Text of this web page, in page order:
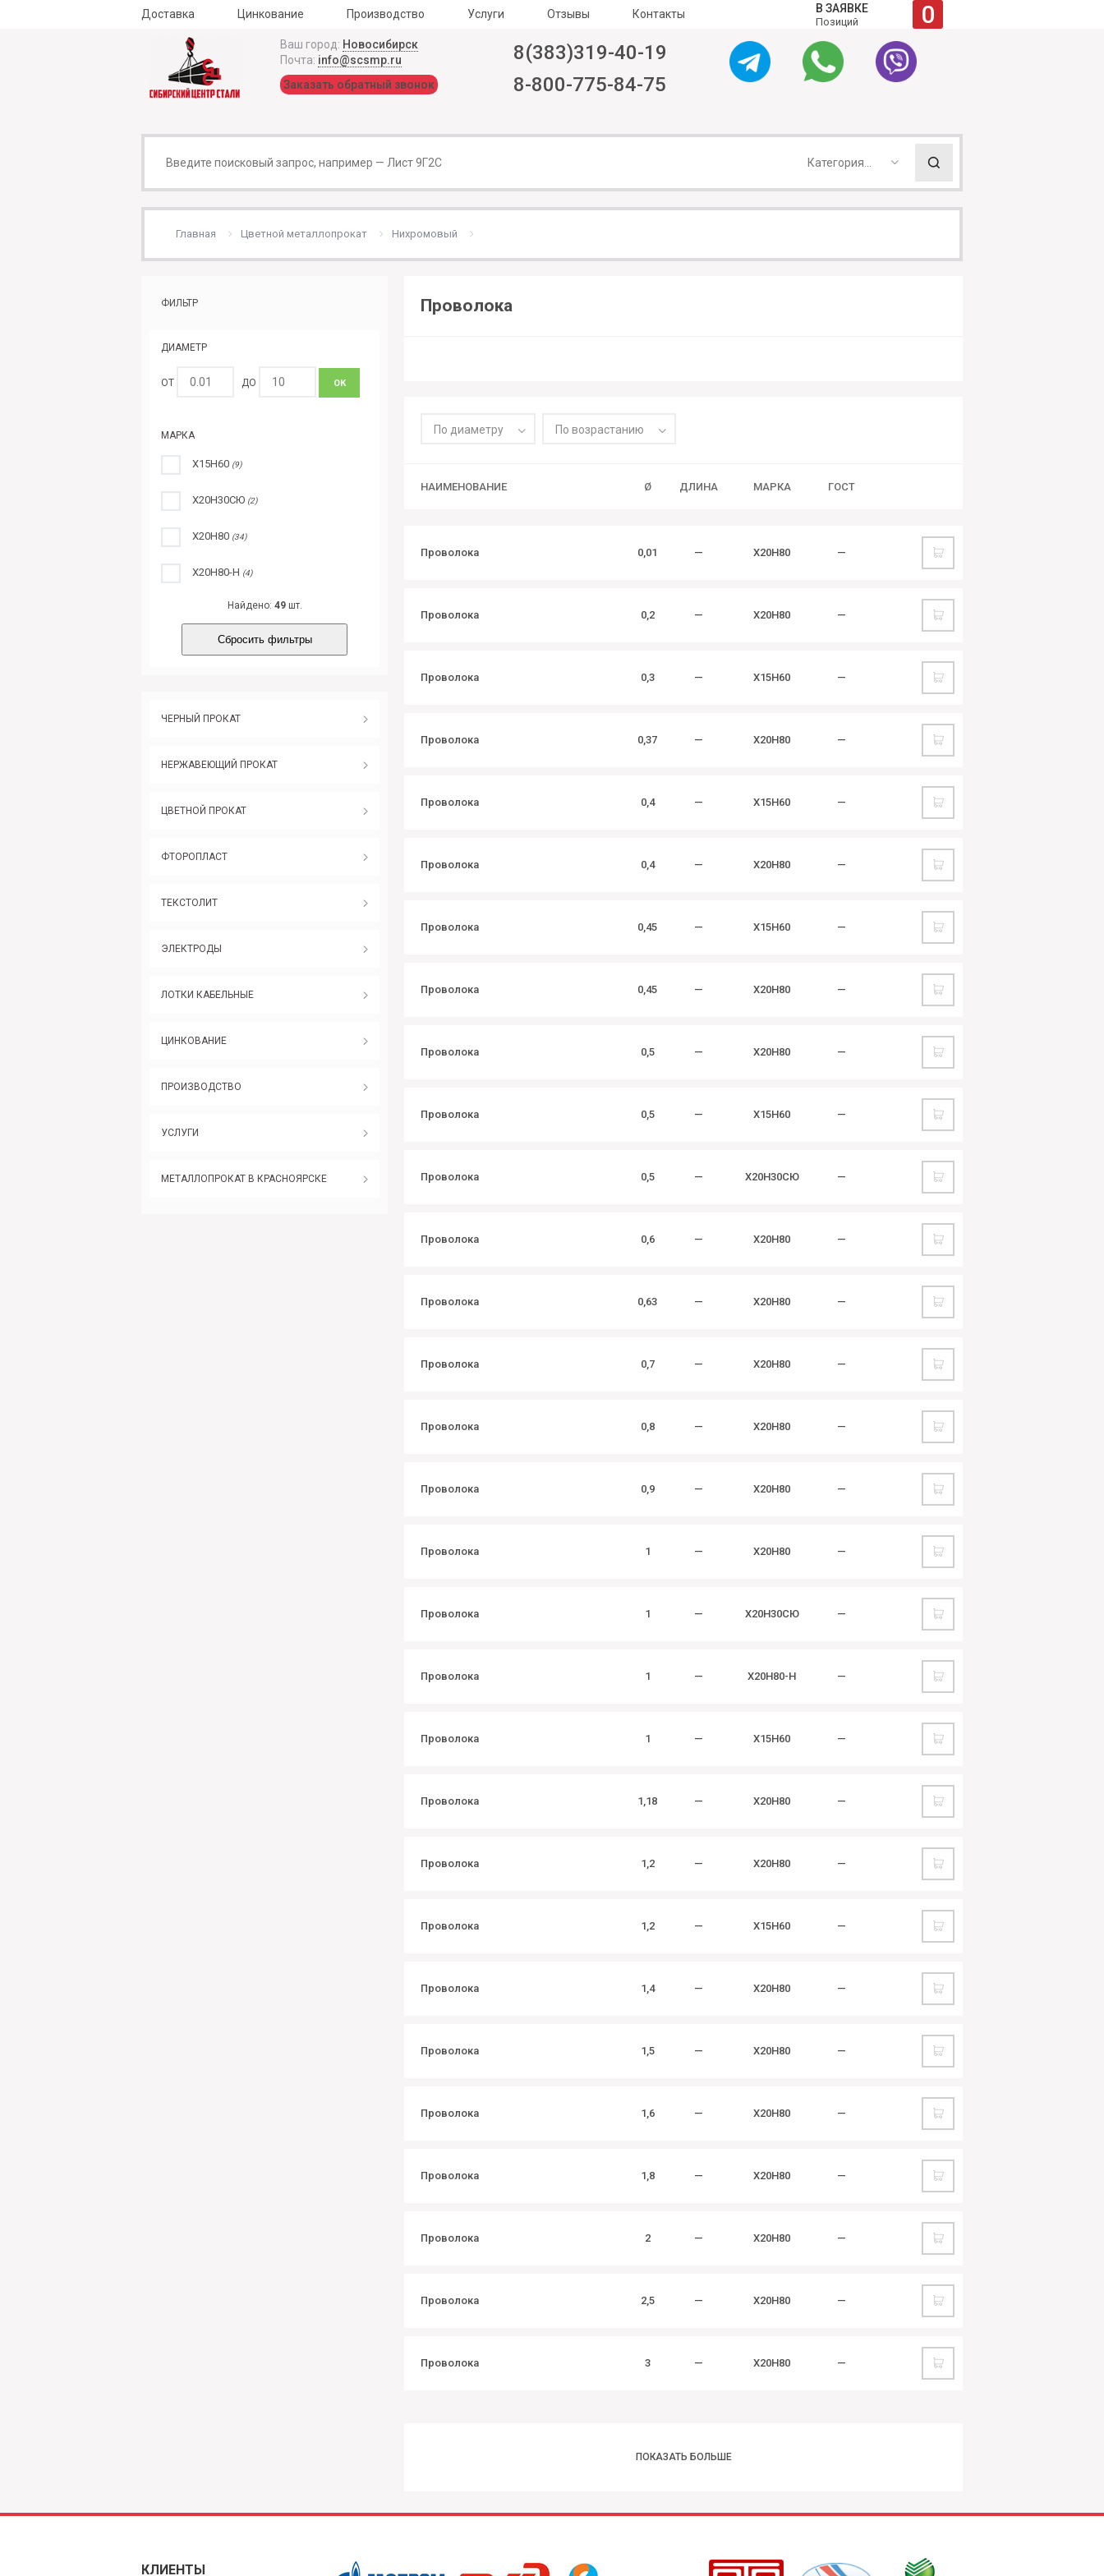
Доставка Цинкование Производство Услуги Отзывы Контакты В ЗАЯВКЕ
Позиций 0
Ваш город: Новосибирск
Почта: info@scsmp.ru
Заказать обратный звонок
8(383)319-40-19
8-800-775-84-75
Категория...
Главная Цветной металлопрокат Нихромовый
Проволока
По диаметру По возрастанию
НАИМЕНОВАНИЕ Ø ДЛИНА МАРКА ГОСТ
Проволока 0,01 — Х20Н80 —
Проволока 0,2 — Х20Н80 —
Проволока 0,3 — Х15Н60 —
Проволока 0,37 — Х20Н80 —
Проволока 0,4 — Х15Н60 —
Проволока 0,4 — Х20Н80 —
Проволока 0,45 — Х15Н60 —
Проволока 0,45 — Х20Н80 —
Проволока 0,5 — Х20Н80 —
Проволока 0,5 — Х15Н60 —
Проволока 0,5 — Х20Н30СЮ —
Проволока 0,6 — Х20Н80 —
Проволока 0,63 — Х20Н80 —
Проволока 0,7 — Х20Н80 —
Проволока 0,8 — Х20Н80 —
Проволока 0,9 — Х20Н80 —
Проволока 1 — Х20Н80 —
Проволока 1 — Х20Н30СЮ —
Проволока 1 — Х20Н80-Н —
Проволока 1 — Х15Н60 —
Проволока 1,18 — Х20Н80 —
Проволока 1,2 — Х20Н80 —
Проволока 1,2 — Х15Н60 —
Проволока 1,4 — Х20Н80 —
Проволока 1,5 — Х20Н80 —
Проволока 1,6 — Х20Н80 —
Проволока 1,8 — Х20Н80 —
Проволока 2 — Х20Н80 —
Проволока 2,5 — Х20Н80 —
Проволока 3 — Х20Н80 —
ПОКАЗАТЬ БОЛЬШЕ
ФИЛЬТР
ДИАМЕТР
ОТ ДО ОК
МАРКА
Х15Н60 (9)
Х20Н30СЮ (2)
Х20Н80 (34)
Х20Н80-Н (4)
Найдено: 49шт.
Сбросить фильтры
ЧЕРНЫЙ ПРОКАТ
НЕРЖАВЕЮЩИЙ ПРОКАТ
ЦВЕТНОЙ ПРОКАТ
ФТОРОПЛАСТ
ТЕКСТОЛИТ
ЭЛЕКТРОДЫ
ЛОТКИ КАБЕЛЬНЫЕ
ЦИНКОВАНИЕ
ПРОИЗВОДСТВО
УСЛУГИ
МЕТАЛЛОПРОКАТ В КРАСНОЯРСКЕ
КЛИЕНТЫ